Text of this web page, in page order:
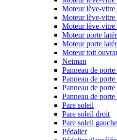
Moteur lève-vitre
Moteur lève-vitre
Moteur lève-vitre
Moteur porte
Moteur porte
Moteur toit
Neiman
Panneau de
Panneau de
Panneau de
Panneau de
Pare soleil
Pare soleil droit
Pare soleil gauche
Pédalier